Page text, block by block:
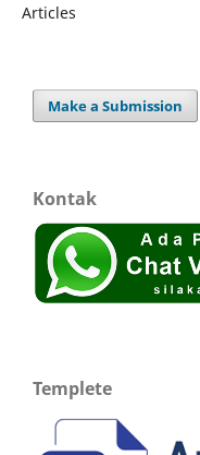
Articles
Make a Submission
Kontak
Templete